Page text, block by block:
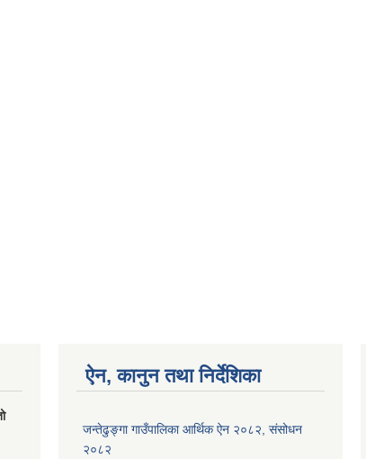
ऐन, कानुन तथा निर्देशिका
जन्तेढुङ्गा गाउँपालिका आर्थिक ऐन २०८२, संसोधन
२०८२